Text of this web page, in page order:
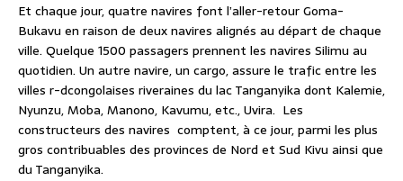
Et chaque jour, quatre navires font l’aller-retour Goma-
Bukavu en raison de deux navires alignés au départ de chaque
ville. Quelque 1500 passagers prennent les navires Silimu au
quotidien. Un autre navire, un cargo, assure le trafic entre les
villes r-dcongolaises riveraines du lac Tanganyika dont Kalemie,
Nyunzu, Moba, Manono, Kavumu, etc., Uvira. Les
constructeurs des navires comptent, à ce jour, parmi les plus
gros contribuables des provinces de Nord et Sud Kivu ainsi que
du Tanganyika.